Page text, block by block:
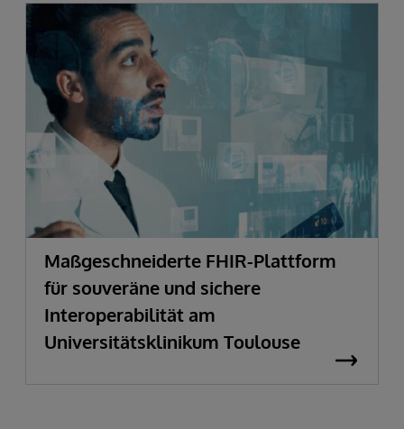
Maßgeschneiderte FHIR-Plattform
für souveräne und sichere
Interoperabilität am
Universitätsklinikum Toulouse